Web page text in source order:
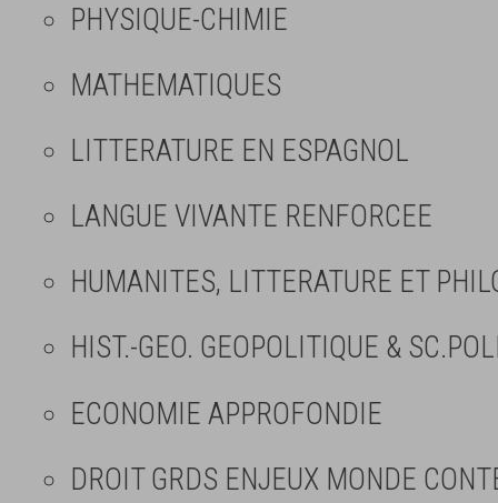
PHYSIQUE-CHIMIE
MATHEMATIQUES
LITTERATURE EN ESPAGNOL
LANGUE VIVANTE RENFORCEE
HUMANITES, LITTERATURE ET
HIST.-GEO. GEOPOLITIQUE &
ECONOMIE APPROFONDIE
DROIT GRDS ENJEUX MONDE